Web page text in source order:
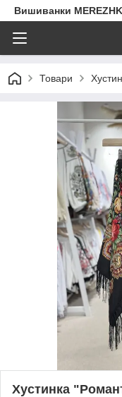
Вишиванки
Товари
Хустинка